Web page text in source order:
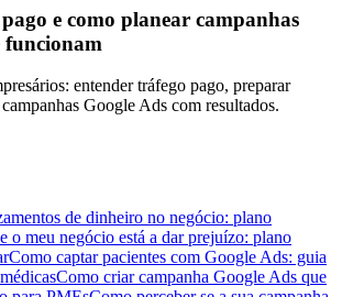
e como planear campanhas
funcionam
entender tráfego pago, preparar
Google Ads com resultados.
de dinheiro no negócio: plano
o meu negócio está a dar prejuízo: plano
Como captar pacientes com Google Ads: guia
Como criar campanha Google Ads que